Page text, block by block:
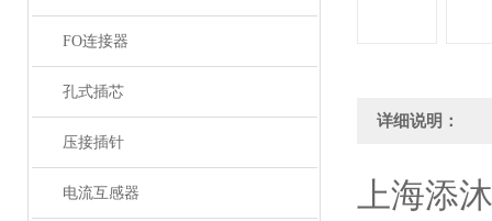
FO连接器
孔式插芯
压接插针
电流互感器
详细说明：
上海添